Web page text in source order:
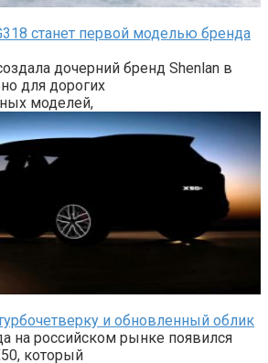
станет первой моделью бренда
дочерний бренд Shenlan в
для дорогих
моделей,
и обновленный облик
на российском рынке появился
который